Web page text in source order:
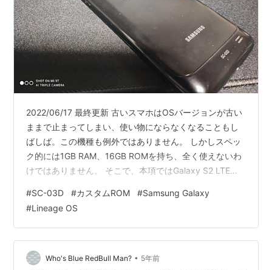
2022/06/17 最終更新 古いスマホはOSバージョンが古い
ままで止まってしまい、使い物にならなくなることもし
ばしば。この機種も例外ではありません。 しかしスペッ
ク的には1GB RAM、16GB ROMを持ち、全く使えないわ
けではありません。 そこで、本項ではGalaxy S2 LTE
ROM)をインストールする方法につて解説していきます。
また、カスタマイズ性の高いRessurection Remix (RR-N-
v5.8.5)も同様の方法でインストールできます。 ストレー
ジの中身はすべて削除されます。 真…
#SC-03D #カスタムROM #Samsung Galaxy
#Lineage OS
Who's Blue RedBull Man? • 5年前